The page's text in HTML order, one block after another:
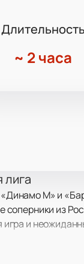
Длительность
~ 2 часа
М» и
из
и